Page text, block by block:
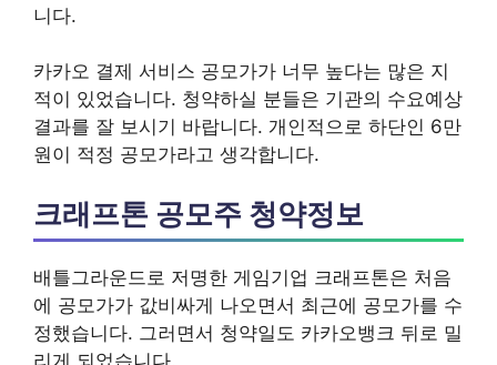
니다.
카카오 결제 서비스 공모가가 너무 높다는 많은 지
적이 있었습니다. 청약하실 분들은 기관의 수요예상
결과를 잘 보시기 바랍니다. 개인적으로 하단인 6만
원이 적정 공모가라고 생각합니다.
크래프톤 공모주 청약정보
배틀그라운드로 저명한 게임기업 크래프톤은 처음
에 공모가가 값비싸게 나오면서 최근에 공모가를 수
정했습니다. 그러면서 청약일도 카카오뱅크 뒤로 밀
리게 되었습니다.